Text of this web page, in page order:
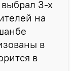
3-х
на
в
в